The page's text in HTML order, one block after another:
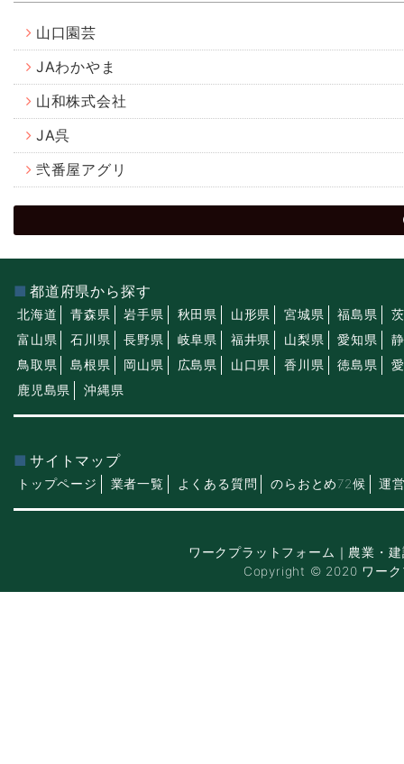
山口園芸
JAわかやま
山和株式会社
JA呉
弐番屋アグリ
都道府県から探す
北海道 青森県 岩手県 秋田県 山形県 宮城県 福島県
富山県
石川県 長野県 岐阜県 福井県 山梨県 愛知県
鳥取県
島根県 岡山県 広島県 山口県 香川県 徳島県
鹿児島県
沖縄県
サイトマップ
トップページ 業者一覧 よくある質問 のらおとめ72候 運
ワークプラットフォーム｜農業・
Copyright © 2020 ワーク